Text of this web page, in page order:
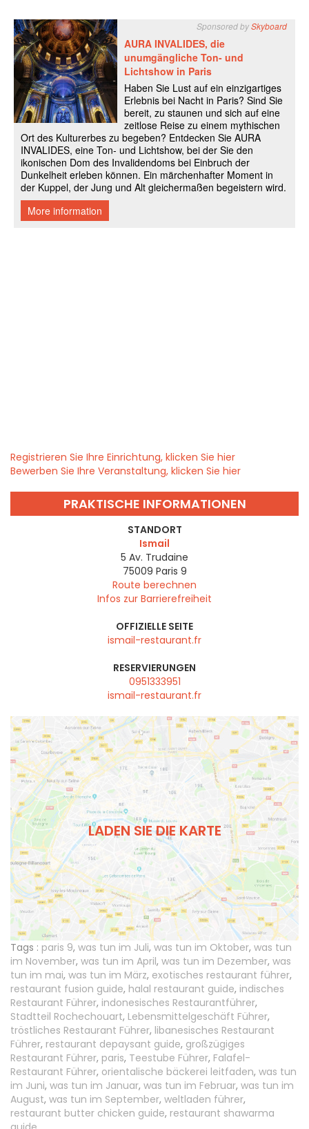
Registrieren Sie Ihre Einrichtung, klicken Sie hier
Bewerben Sie Ihre Veranstaltung, klicken Sie hier
PRAKTISCHE INFORMATIONEN
STANDORT
Ismail
5 Av. Trudaine
75009 Paris 9
Route berechnen
Infos zur Barrierefreiheit
OFFIZIELLE SEITE
ismail-restaurant.fr
RESERVIERUNGEN
0951333951
ismail-restaurant.fr
LADEN SIE DIE KARTE
Tags : paris 9, was tun im Juli, was tun im Oktober, was tun
im November, was tun im April, was tun im Dezember, was
tun im mai, was tun im März, exotisches restaurant führer,
restaurant fusion guide, halal restaurant guide, indisches
Restaurant Führer, indonesisches Restaurantführer,
Stadtteil Rochechouart, Lebensmittelgeschäft Führer,
tröstliches Restaurant Führer, libanesisches Restaurant
Führer, restaurant depaysant guide, großzügiges
Restaurant Führer, paris, Teestube Führer, Falafel-
Restaurant Führer, orientalische bäckerei leitfaden, was tun
im Juni, was tun im Januar, was tun im Februar, was tun im
August, was tun im September, weltladen führer,
restaurant butter chicken guide, restaurant shawarma